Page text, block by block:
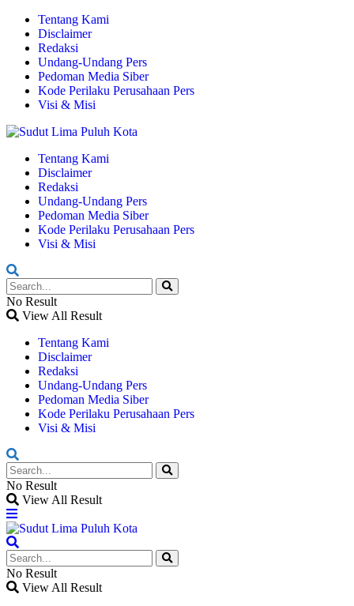
Tentang Kami
Disclaimer
Redaksi
Undang-Undang Pers
Pedoman Media Siber
Kode Perilaku Perusahaan Pers
Visi & Misi
Tentang Kami
Disclaimer
Redaksi
Undang-Undang Pers
Pedoman Media Siber
Kode Perilaku Perusahaan Pers
Visi & Misi
No Result
View All Result
Tentang Kami
Disclaimer
Redaksi
Undang-Undang Pers
Pedoman Media Siber
Kode Perilaku Perusahaan Pers
Visi & Misi
No Result
View All Result
No Result
View All Result